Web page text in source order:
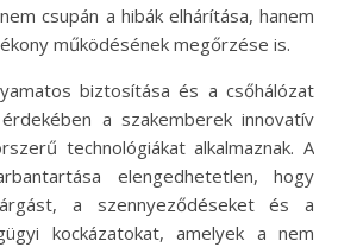
csupán a hibák elhárítása, hanem
működésének megőrzése is.
biztosítása és a csőhálózat
a szakemberek innovatív
technológiákat alkalmaznak. A
elengedhetetlen, hogy
a szennyeződéseket és a
kockázatokat, amelyek a nem